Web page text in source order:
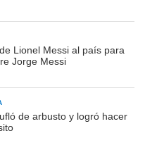
Lionel Messi al país para
Jorge Messi
de arbusto y logró hacer